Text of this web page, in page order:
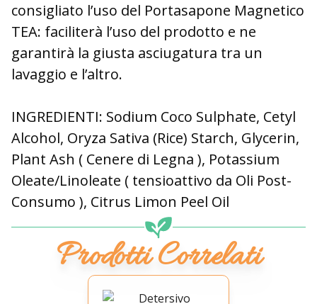
consigliato l’uso del Portasapone Magnetico
TEA: faciliterà l’uso del prodotto e ne
garantirà la giusta asciugatura tra un
lavaggio e l’altro.
INGREDIENTI: Sodium Coco Sulphate, Cetyl
Alcohol, Oryza Sativa (Rice) Starch, Glycerin,
Plant Ash ( Cenere di Legna ), Potassium
Oleate/Linoleate ( tensioattivo da Oli Post-
Consumo ), Citrus Limon Peel Oil
Prodotti Correlati